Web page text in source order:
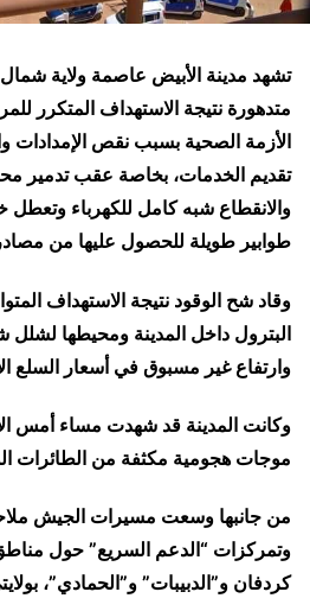
تشهد مدينة الأبيض عاصمة ولاية
متدهورة نتيجة الاستهداف المتكرر
الأزمة الصحية بسبب نقص الإمدادات
تقديم الخدمات، بخاصة عقب تدمير
والانقطاع شبه كامل للكهرباء وتعطل
طوابير طويلة للحصول عليها من
وقاد شح الوقود نتيجة الاستهداف
البترول داخل المدينة ومحيطها لشلل
وارتفاع غير مسبوق في أسعار السلع
وكانت المدينة قد شهدت مساء أمس
موجات هجومية مكثفة من الطائرات
من جانبها وسعت مسيرات الجيش
وتمركزات “الدعم السريع” حول
كردفان و”الدبيبات” و”الحمادي”،